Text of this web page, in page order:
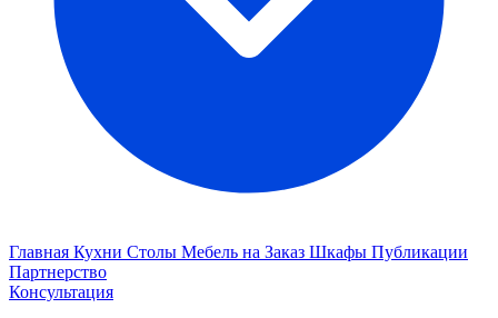
Главная Кухни Столы Мебель на Заказ Шкафы Публикации
Партнерство
Консультация